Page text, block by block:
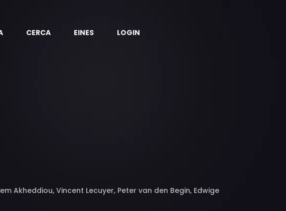
CERCA EINES LOGIN
Akheddiou, Vincent Lecuyer, Peter van den Begin, Edwige